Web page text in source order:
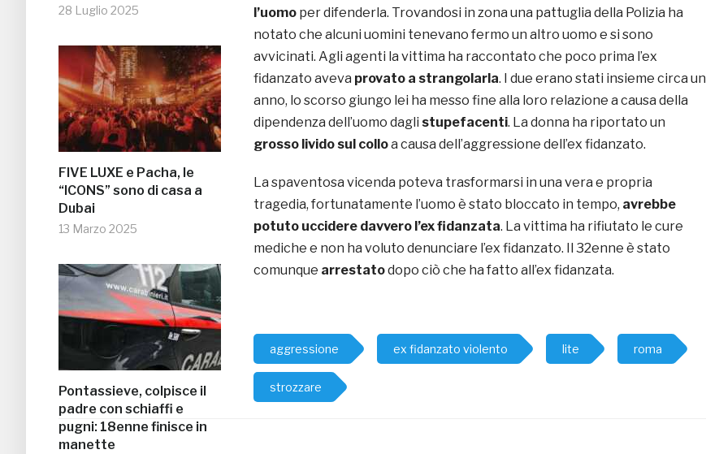
28 Luglio 2025
FIVE LUXE e Pacha, le
“ICONS” sono di casa a
Dubai
13 Marzo 2025
Pontassieve, colpisce il
padre con schiaffi e
pugni: 18enne finisce in
manette
l’uomo per difenderla. Trovandosi in zona una pattuglia della Polizia ha
notato che alcuni uomini tenevano fermo un altro uomo e si sono
avvicinati. Agli agenti la vittima ha raccontato che poco prima l’ex
fidanzato aveva provato a strangolarla. I due erano stati insieme circa un
anno, lo scorso giungo lei ha messo fine alla loro relazione a causa della
dipendenza dell’uomo dagli stupefacenti. La donna ha riportato un
grosso livido sul colloa causa dell’aggressione dell’ex fidanzato.
La spaventosa vicenda poteva trasformarsi in una vera e propria
tragedia, fortunatamente l’uomo è stato bloccato in tempo, avrebbe
potuto uccidere davvero l’ex fidanzata. La vittima ha rifiutato le cure
mediche e non ha voluto denunciare l’ex fidanzato. Il 32enne è stato
comunque arrestatodopo ciò che ha fatto all’ex fidanzata.
aggressione ex fidanzato violento lite roma
strozzare